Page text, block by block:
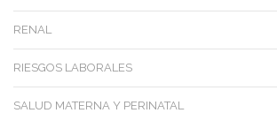
RENAL
RIESGOS LABORALES
SALUD MATERNA Y PERINATAL